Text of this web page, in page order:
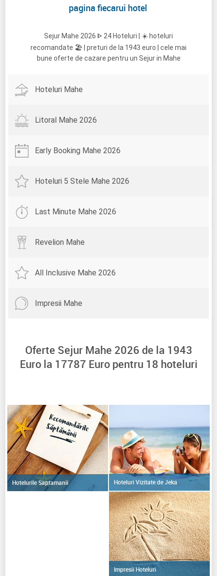
pagina fiecarui hotel
Sejur Mahe 2026 ᐈ 24 Hoteluri | ☀️ hoteluri
recomandate 🏖️ | preturi de la 1943 euro | cele mai
bune oferte de cazare pentru un Sejur in Mahe
Hoteluri Mahe
Litoral Mahe 2026
Early Booking Mahe 2026
Hoteluri 5 Stele Mahe 2026
Last Minute Mahe 2026
Revelion Mahe
All Inclusive Mahe 2026
Impresii Mahe
Oferte Sejur Mahe 2026 de la 1943
Euro la 17787 Euro pentru 18 hoteluri
Hotelurile Saptamanii Hoteluri Vizitate de Jeka
Impresii Hoteluri